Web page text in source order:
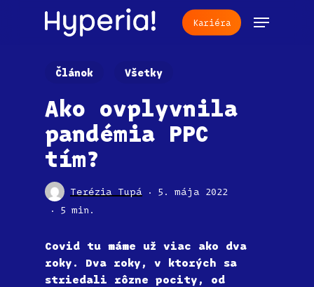
Kariéra Menu
Článok Všetky
Ako ovplyvnila
pandémia PPC
tím?
Terézia Tupá
5. mája 2022
5 min.
Covid tu máme už viac ako dva
roky. Dva roky, v ktorých sa
striedali rôzne pocity, od